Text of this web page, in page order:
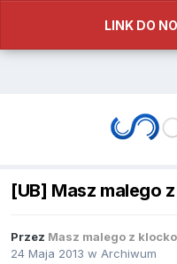
LINK DO
[UB] Masz malego
Przez Masz malego z
24 Maja 2013 w Archiwum